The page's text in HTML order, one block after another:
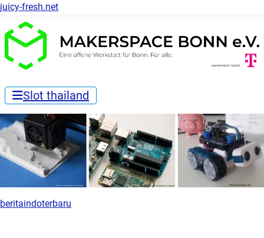
juicy-fresh.net
Slot thailand
beritaindoterbaru